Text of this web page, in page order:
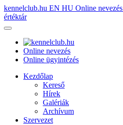
kennelclub.hu EN HU Online nevezés
értéktár
Online nevezés
Online ügyintézés
Kezdőlap
Kereső
Hírek
Galériák
Archívum
Szervezet